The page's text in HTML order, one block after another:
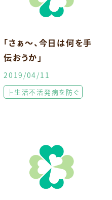
「さぁ〜、今日は何を手
伝おうか」
2019/04/11
├生活不活発病を防ぐ